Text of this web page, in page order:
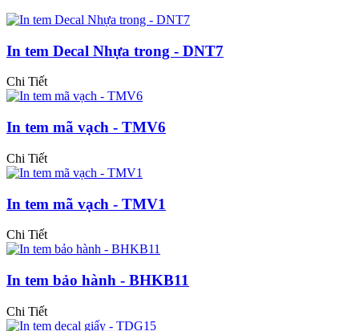
In tem Decal Nhựa trong - DNT7
Chi Tiết
In tem mã vạch - TMV6
Chi Tiết
In tem mã vạch - TMV1
Chi Tiết
In tem bảo hành - BHKB11
Chi Tiết